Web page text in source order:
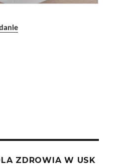
ZDROWIA W USK